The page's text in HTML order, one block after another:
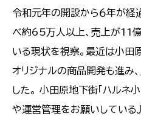
令和元年の開設から６年が経
べ約65万人以上、売上が11
いる現状を視察。最近は小田
オリジナルの商品開発も進み
した。 小田原地下街「ハルネ
や運営管理をお願いしている